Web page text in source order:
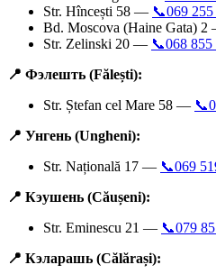
Str. Hîncești 58 — 📞069
Bd. Moscova (Haine Gata)
Str. Zelinski 20 — 📞068 855
📍 Фэлешть (Fălești):
Str. Ștefan cel Mare 58 —
📍 Унгень (Ungheni):
Str. Națională 17 — 📞069
📍 Кэушень (Căușeni):
Str. Eminescu 21 — 📞079
📍 Кэларашь (Călărași):